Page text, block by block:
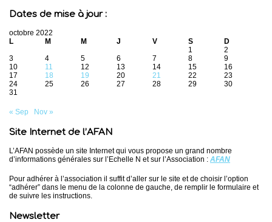
Dates de mise à jour :
octobre 2022
L
M M J V S
D
1
2
3
4 5 6 7 8
9
10
11 12 13 14 15
16
17
18 19 20 21 22
23
24
25 26 27 28 29
30
31
« Sep Nov »
Site Internet de l’AFAN
L’AFAN possède un site Internet qui vous propose un grand nombre
d’informations générales sur l’Echelle N et sur l’Association : AFAN
Pour adhérer à l’association il suffit d’aller sur le site et de choisir l’option
“adhérer” dans le menu de la colonne de gauche, de remplir le formulaire et
de suivre les instructions.
Newsletter